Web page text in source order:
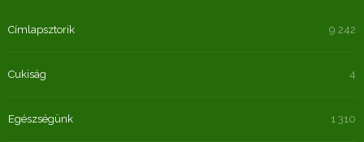
Címlapsztorik 9 242
Cukiság 4
Egészségünk 1 310